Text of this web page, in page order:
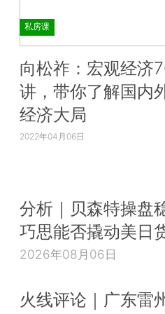
私房课
向松祚：宏观经济
讲，带你了解国内
经济大局
2022年04月06日
分析｜贝森特操盘
巧思能否撬动美日
2026年08月06日
火线评论｜广东雷